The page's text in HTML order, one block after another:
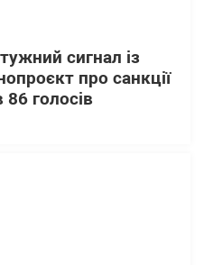
сигнал із
про санкції
86 голосів